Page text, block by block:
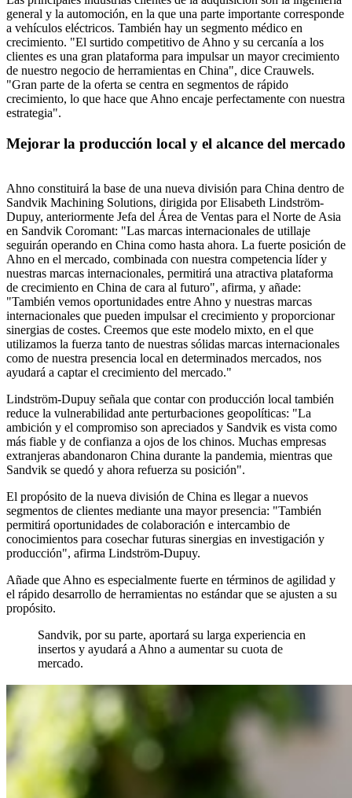
general y la automoción, en la que una parte importante corresponde
a vehículos eléctricos. También hay un segmento médico en
crecimiento. "El surtido competitivo de Ahno y su cercanía a los
clientes es una gran plataforma para impulsar un mayor crecimiento
de nuestro negocio de herramientas en China", dice Crauwels.
"Gran parte de la oferta se centra en segmentos de rápido
crecimiento, lo que hace que Ahno encaje perfectamente con nuestra
estrategia".
Mejorar la producción local y el alcance del mercado
Ahno constituirá la base de una nueva división para China dentro de
Sandvik Machining Solutions, dirigida por Elisabeth Lindström-
Dupuy, anteriormente Jefa del Área de Ventas para el Norte de Asia
en Sandvik Coromant: "Las marcas internacionales de utillaje
seguirán operando en China como hasta ahora. La fuerte posición de
Ahno en el mercado, combinada con nuestra competencia líder y
nuestras marcas internacionales, permitirá una atractiva plataforma
de crecimiento en China de cara al futuro", afirma, y añade:
"También vemos oportunidades entre Ahno y nuestras marcas
internacionales que pueden impulsar el crecimiento y proporcionar
sinergias de costes. Creemos que este modelo mixto, en el que
utilizamos la fuerza tanto de nuestras sólidas marcas internacionales
como de nuestra presencia local en determinados mercados, nos
ayudará a captar el crecimiento del mercado."
Lindström-Dupuy señala que contar con producción local también
reduce la vulnerabilidad ante perturbaciones geopolíticas: "La
ambición y el compromiso son apreciados y Sandvik es vista como
más fiable y de confianza a ojos de los chinos. Muchas empresas
extranjeras abandonaron China durante la pandemia, mientras que
Sandvik se quedó y ahora refuerza su posición".
El propósito de la nueva división de China es llegar a nuevos
segmentos de clientes mediante una mayor presencia: "También
permitirá oportunidades de colaboración e intercambio de
conocimientos para cosechar futuras sinergias en investigación y
producción", afirma Lindström-Dupuy.
Añade que Ahno es especialmente fuerte en términos de agilidad y
el rápido desarrollo de herramientas no estándar que se ajusten a su
propósito.
Sandvik, por su parte, aportará su larga experiencia en
insertos y ayudará a Ahno a aumentar su cuota de
mercado.